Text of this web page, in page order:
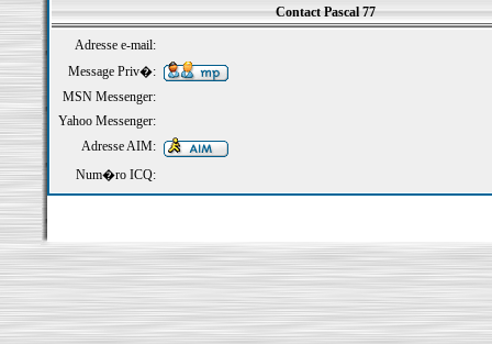
Contact Pascal 77
Adresse e-mail:
Message Priv�:
MSN Messenger:
Yahoo Messenger:
Adresse AIM:
Num�ro ICQ: